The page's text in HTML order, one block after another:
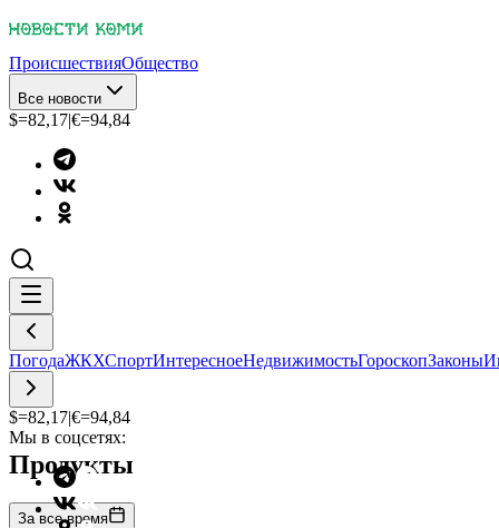
ПроисшествияОбщество
Все новости
$=82,17|€=94,84
ПогодаЖКХСпортИнтересноеНедвижимостьГороскопЗаконы
$=82,17|€=94,84
Мы в соцсетях:
Продукты
За все время